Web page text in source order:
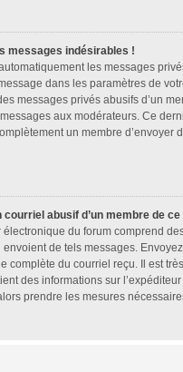
messages indésirables !
les messages
dans les paramètres de
messages privés abusifs d’un
aux modérateurs. Ce
un membre d’envoyer
courriel abusif d’un membre de
du forum comprend
de tels messages.
complète du courriel reçu. Il est
des informations sur
prendre les mesures